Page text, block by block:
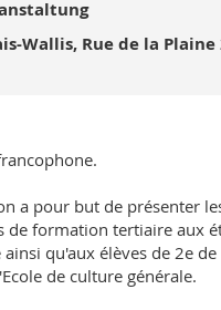
Med. Fak.
Wallis, Rue de la Plaine
a pour but de présenter
de formation tertiaire aux
ainsi qu'aux élèves de 2e de
de culture générale.